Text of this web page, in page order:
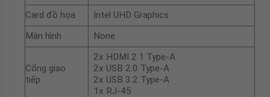
Card đồ họa
Intel UHD Graphics
Màn hình
None
Cổng giao
tiếp
2x HDMI 2.1 Type-A
2x USB 2.0 Type-A
2x USB 3.2 Type-A
1x RJ-45